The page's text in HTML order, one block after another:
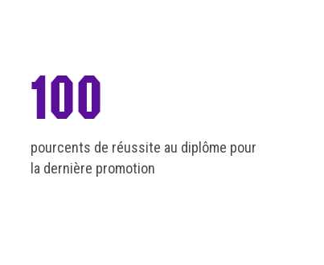
100
pourcents de réussite au diplôme pour
la dernière promotion